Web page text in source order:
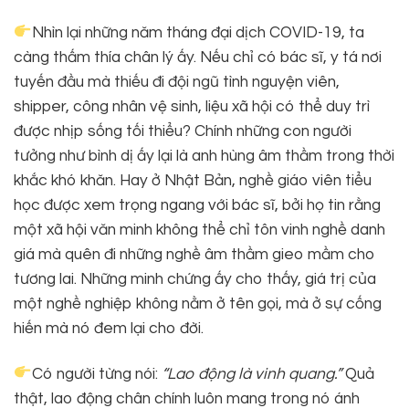
Nhìn lại những năm tháng đại dịch COVID-19, ta
càng thấm thía chân lý ấy. Nếu chỉ có bác sĩ, y tá nơi
tuyến đầu mà thiếu đi đội ngũ tình nguyện viên,
shipper, công nhân vệ sinh, liệu xã hội có thể duy trì
được nhịp sống tối thiểu? Chính những con người
tưởng như bình dị ấy lại là anh hùng âm thầm trong thời
khắc khó khăn. Hay ở Nhật Bản, nghề giáo viên tiểu
học được xem trọng ngang với bác sĩ, bởi họ tin rằng
một xã hội văn minh không thể chỉ tôn vinh nghề danh
giá mà quên đi những nghề âm thầm gieo mầm cho
tương lai. Những minh chứng ấy cho thấy, giá trị của
một nghề nghiệp không nằm ở tên gọi, mà ở sự cống
hiến mà nó đem lại cho đời.
Có người từng nói: “Lao động là vinh quang.”Quả
thật, lao động chân chính luôn mang trong nó ánh